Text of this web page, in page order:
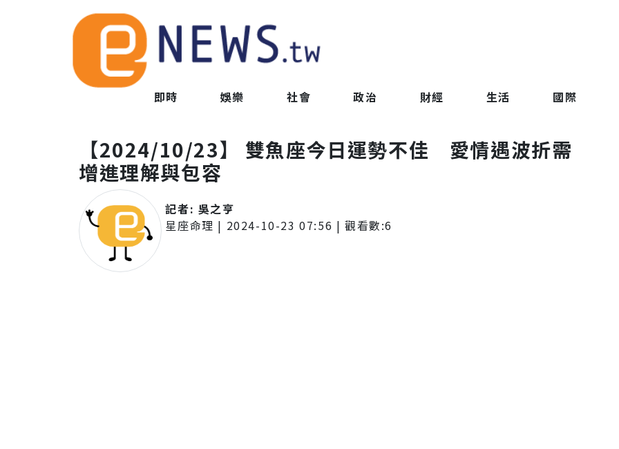
即時 娛樂 社會 政治 財經 生活 國際
【2024/10/23】 雙魚座今日運勢不佳 愛情遇波折需
增進理解與包容
記者: 吳之亨
星座命理 | 2024-10-23 07:56 | 觀看數:6